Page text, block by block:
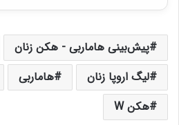
پیش‌بینی هاماربی - هکن زنان
لیگ اروپا زنان
هاماربی
هکن W